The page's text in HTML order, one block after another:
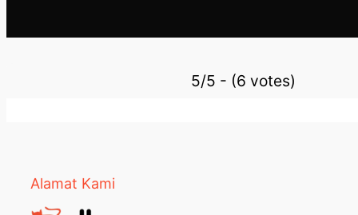
5/5 - (6 votes)
Alamat Kami